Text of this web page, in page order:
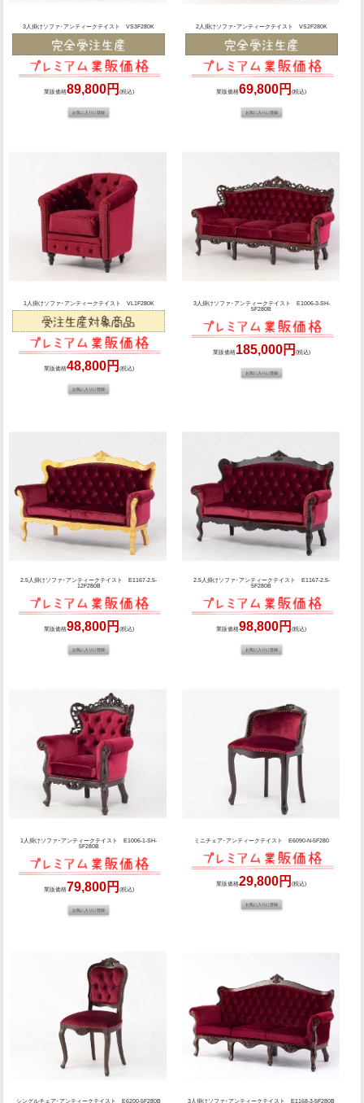
3人掛けソファ･アンティークテイスト VS3F280K
業販価格89,800円 (税込)
2人掛けソファ･アンティークテイスト VS2F280K
業販価格69,800円(税込)
1人掛けソファ･アンティークテイスト VL1F280K
業販価格48,800円 (税込)
3人掛けソファ･アンティークテイスト E1006-3-SH-
5F280B
業販価格185,000円 (税込)
2.5人掛けソファ･アンティークテイスト E1167-2.5-
12F280B
業販価格98,800円 (税込)
2.5人掛けソファ･アンティークテイスト E1167-2.5-
5F280B
業販価格98,800円(税込)
1人掛けソファ･アンティークテイスト E1006-1-SH-
5F280B
業販価格79,800円 (税込)
ミニチェア･アンティークテイスト E6090-N-5F280
業販価格29,800円(税込)
シングルチェア･アンティークテイスト E6200-5F280B 3人掛けソファ･アンティークテイスト E1168-3-5F280B